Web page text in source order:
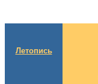
Летопись